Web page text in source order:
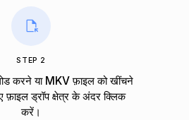
STEP 2
करने या MKV फ़ाइल को खींचने
ड्रॉप क्षेत्र के अंदर क्लिक
करें।